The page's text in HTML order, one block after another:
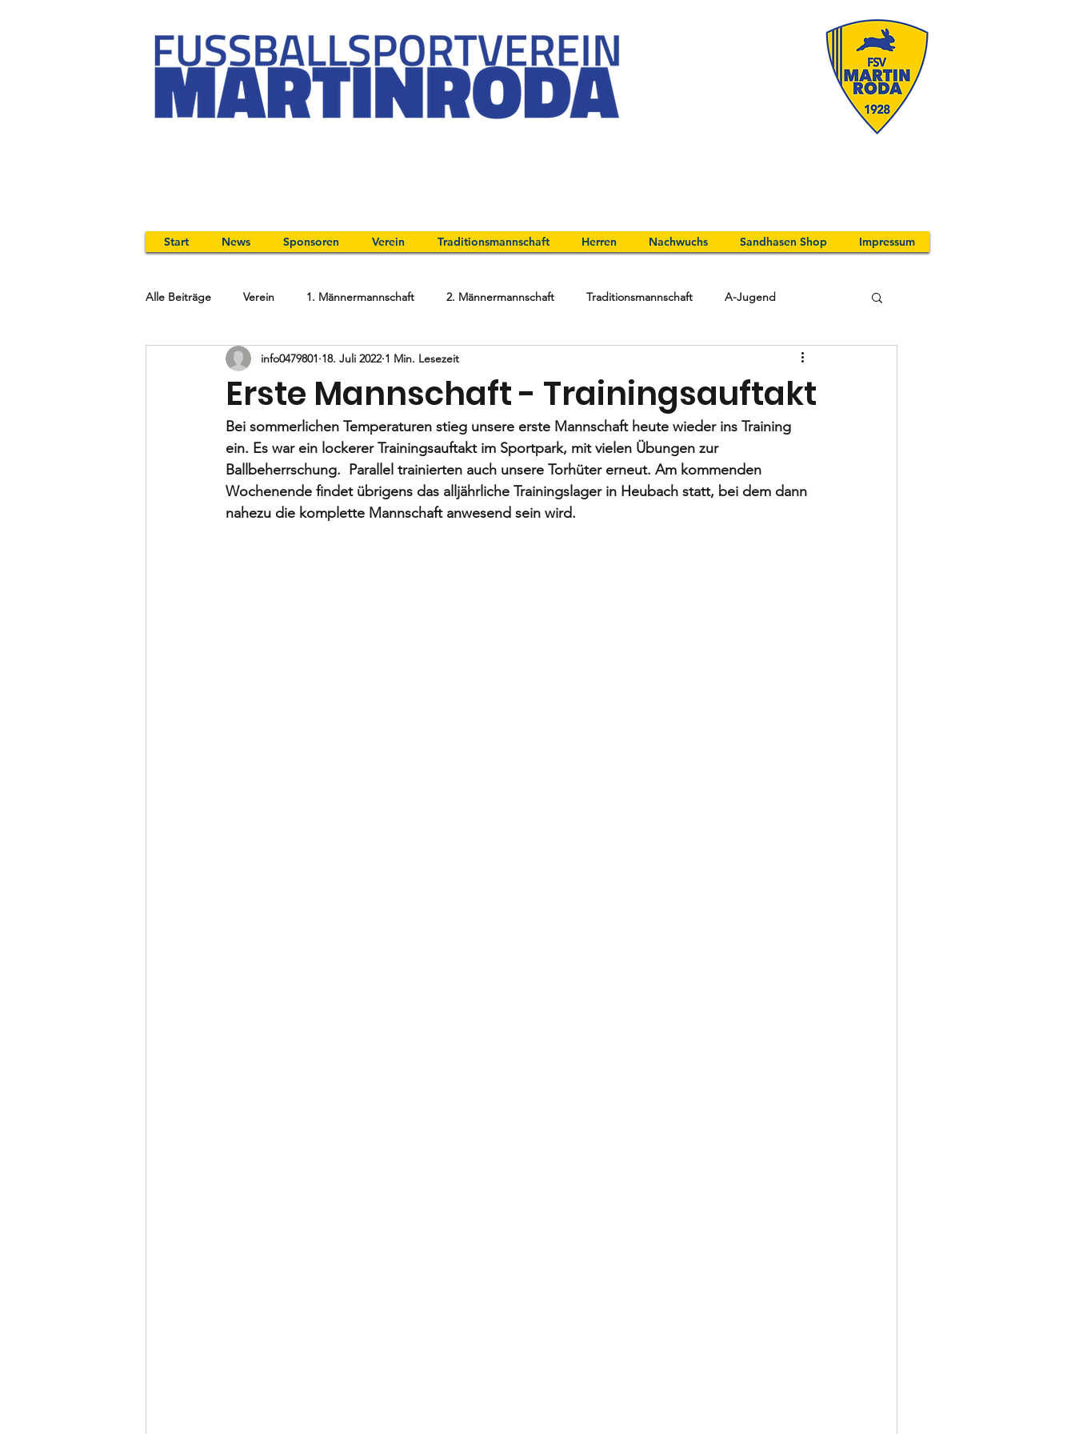
Start News Sponsoren Verein Traditionsmannschaft Herren Nachwuchs Sandhasen Shop Impressum
Alle Beiträge Verein 1. Männermannschaft 2. Männermannschaft Traditionsmannschaft A-Jugend
B-Jugend C-Jugend D-Jugend E-Jugend
Erste Mannschaft - Trainingsauftakt
info0479801 18. Juli 2022 1 Min. Lesezeit
Bei sommerlichen Temperaturen stieg unsere erste Mannschaft heute wieder ins Training
ein. Es war ein lockerer Trainingsauftakt im Sportpark, mit vielen Übungen zur
Ballbeherrschung.  Parallel trainierten auch unsere Torhüter erneut. Am kommenden
Wochenende findet übrigens das alljährliche Trainingslager in Heubach statt, bei dem dann
nahezu die komplette Mannschaft anwesend sein wird.